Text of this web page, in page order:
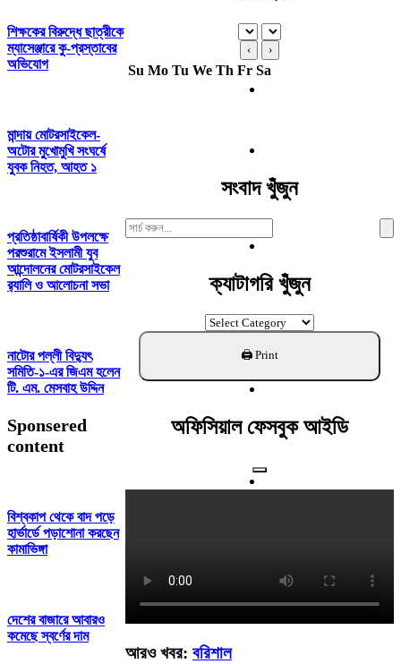
শিক্ষকের বিরুদ্ধে ছাত্রীকে
ম্যাসেঞ্জারে কু-প্রস্তাবের
অভিযোগ
মান্দায় মোটরসাইকেল-
অটোর মুখোমুখি সংঘর্ষে
যুবক নিহত, আহত ১
প্রতিষ্ঠাবার্ষিকী উপলক্ষে
পরশুরামে ইসলামী যুব
আন্দোলনের মোটরসাইকেল
র‌্যালি ও আলোচনা সভা
নাটোর পল্লী বিদ্যুৎ
সমিতি-১-এর জিএম হলেন
টি. এম. মেসবাহ উদ্দিন
Sponsered
content
বিশ্বকাপ থেকে বাদ পড়ে
হার্ভার্ডে পড়াশোনা করছেন
কামাভিঙ্গা
দেশের বাজারে আবারও
কমেছে স্বর্ণের দাম
‹ ›
Su Mo Tu We Th Fr Sa
সংবাদ খুঁজুন
Search
For:
ক্যাটাগরি খুঁজুন
ক্যাটাগরি
খুঁজুন
অফিসিয়াল ফেসবুক আইডি
আরও খবর: বরিশাল